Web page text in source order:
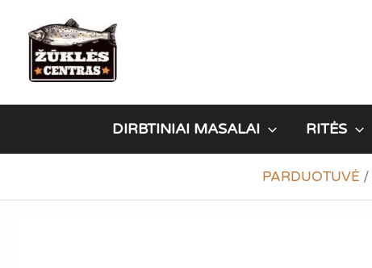
turinio
DIRBTINIAI MASALAI RITĖS
PARDUOTUVĖ /